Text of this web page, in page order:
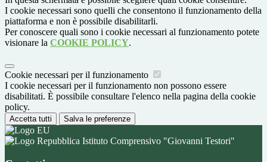
I cookie necessari sono quelli che consentono il funzionamento della
piattaforma e non è possibile disabilitarli.
Per conoscere quali sono i cookie necessari al funzionamento potete
visionare la COOKIE POLICY.
Cookie necessari per il funzionamento
I cookie necessari per il funzionamento non possono essere
disabilitati. È possibile consultare l'elenco nella pagina della cookie
policy.
Accetta tutti Salva le preferenze
Istituto Comprensivo "Giovanni Testori"